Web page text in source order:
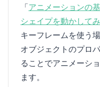
「アニメーションの
シェイプを動かして
キーフレームを使う
オブジェクトのプロ
ることでアニメーシ
ます。